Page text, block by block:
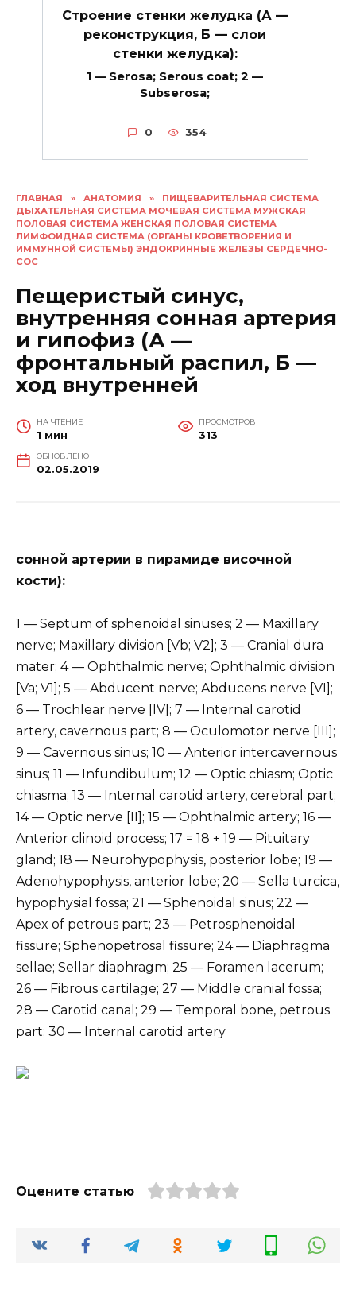
ГЛАВНАЯ » АНАТОМИЯ »
ПИЩЕВАРИТЕЛЬНАЯ СИСТЕМА
ДЫХАТЕЛЬНАЯ СИСТЕМА МОЧЕВАЯ СИСТЕМА МУЖСКАЯ
ПОЛОВАЯ СИСТЕМА ЖЕНСКАЯ ПОЛОВАЯ СИСТЕМА
ЛИМФОИДНАЯ СИСТЕМА (ОРГАНЫ КРОВЕТВОРЕНИЯ И
ИММУННОЙ СИСТЕМЫ) ЭНДОКРИННЫЕ ЖЕЛЕЗЫ СЕРДЕЧНО-
СОС
Пещеристый синус,
внутренняя сонная артерия
и гипофиз (А —
фронтальный распил, Б —
ход внутренней
НА ЧТЕНИЕ
1 мин
ПРОСМОТРОВ
313
ОБНОВЛЕНО
02.05.2019
сонной артерии в пирамиде височной
кости):
1 — Septum of sphenoidal sinuses; 2 — Maxillary
nerve; Maxillary division [Vb; V2]; 3 — Cranial dura
mater; 4 — Ophthalmic nerve; Ophthalmic division
[Va; V1]; 5 — Abducent nerve; Abducens nerve [VI];
6 — Trochlear nerve [IV]; 7 — Internal carotid
artery, cavernous part; 8 — Oculomotor nerve [III];
9 — Cavernous sinus; 10 — Anterior intercavernous
sinus; 11 — Infundibulum; 12 — Optic chiasm; Optic
chiasma; 13 — Internal carotid artery, cerebral part;
14 — Optic nerve [II]; 15 — Ophthalmic artery; 16 —
Anterior clinoid process; 17 = 18 + 19 — Pituitary
gland; 18 — Neurohypophysis, posterior lobe; 19 —
Adenohypophysis, anterior lobe; 20 — Sella turcica,
hypophysial fossa; 21 — Sphenoidal sinus; 22 —
Apex of petrous part; 23 — Petrosphenoidal
fissure; Sphenopetrosal fissure; 24 — Diaphragma
sellae; Sellar diaphragm; 25 — Foramen lacerum;
26 — Fibrous cartilage; 27 — Middle cranial fossa;
28 — Carotid canal; 29 — Temporal bone, petrous
part; 30 — Internal carotid artery
Оцените статью
Строение стенки желудка (А —
реконструкция, Б — слои
стенки желудка):
1 — Serosa; Serous coat; 2 —
Subserosa;
0 354